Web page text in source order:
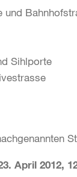
und
Sihlporte
April 2012,